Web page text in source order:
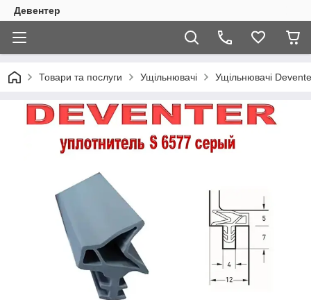
Девентер
Товари та послуги Ущільнювачі Ущільнювачі